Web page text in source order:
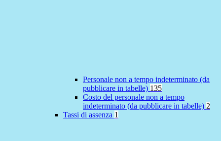
Personale non a tempo indeterminato (da
pubblicare in tabelle) 135
Costo del personale non a tempo
indeterminato (da pubblicare in tabelle) 2
Tassi di assenza 1